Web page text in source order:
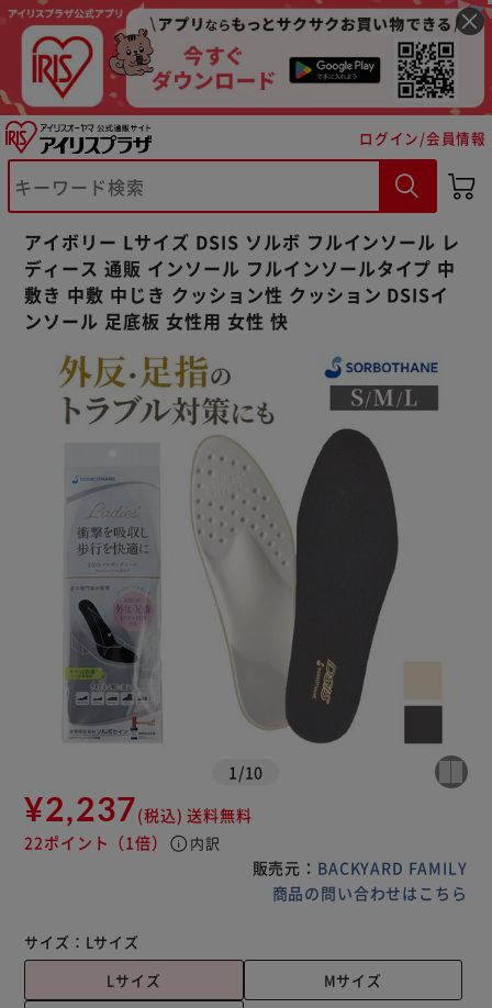
ログイン/会員情報
アイボリー Lサイズ DSIS ソルボ フルインソール レ
ディース 通販 インソール フルインソールタイプ 中
敷き 中敷 中じき クッション性 クッション DSISイ
ンソール 足底板 女性用 女性 快
1 /10
¥2,237(税込) 送料無料
22ポイント （1倍） info 内訳
販売元： BACKYARD FAMILY
商品の問い合わせはこちら
サイズ： Lサイズ
Lサイズ
Mサイズ
※ご確認ください
カートに入れる 購入手続きへ